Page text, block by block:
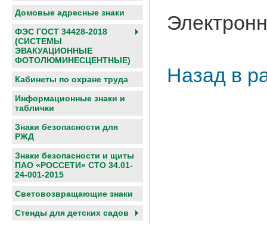
Домовые адресные знаки
ФЭС ГОСТ 34428-2018
(СИСТЕМЫ
ЭВАКУАЦИОННЫЕ
ФОТОЛЮМИНЕСЦЕНТНЫЕ)
Кабинеты по охране труда
Информационные знаки и
таблички
Знаки безопасности для
РЖД
Знаки безопасности и щиты
ПАО «РОССЕТИ» СТО 34.01-
24-001-2015
Световозвращающие знаки
Cтенды для детских садов
Назад в